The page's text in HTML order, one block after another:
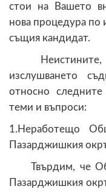
стои на Вашето
нова процедура по
същия кандидат.
Неистините,
изслушването
относно
теми и въпроси:
1.Неработещо
Пазарджишкия
Твърдим, че
Пазарджишкия